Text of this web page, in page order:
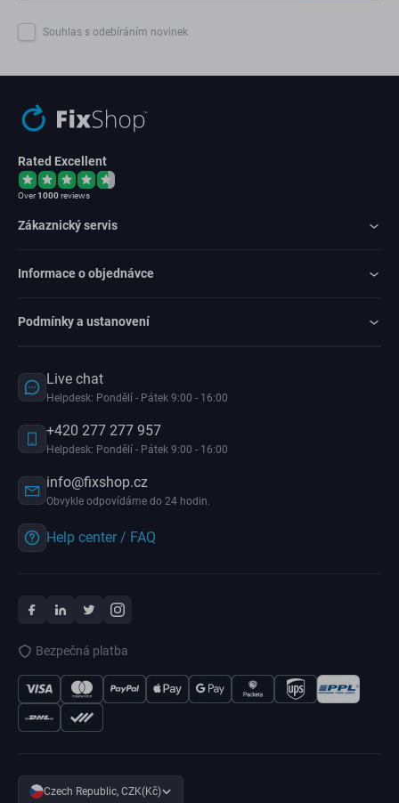
Souhlas s odebíráním novinek
Rated Excellent
Over1000reviews
Zákaznický servis
Informace o objednávce
Podmínky a ustanovení
Live chat
Helpdesk: Pondělí - Pátek 9:00 - 16:00
+420 277 277 957
Helpdesk: Pondělí - Pátek 9:00 - 16:00
info@fixshop.cz
Obvykle odpovídáme do 24 hodin.
Help center / FAQ
Bezpečná platba
Czech Republic, CZK(Kč)